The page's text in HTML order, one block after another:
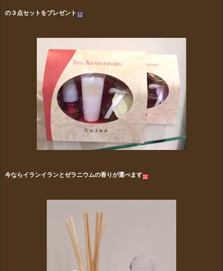
の３点セットをプレゼント
今ならイランイランとゼラニウムの香りが選べます